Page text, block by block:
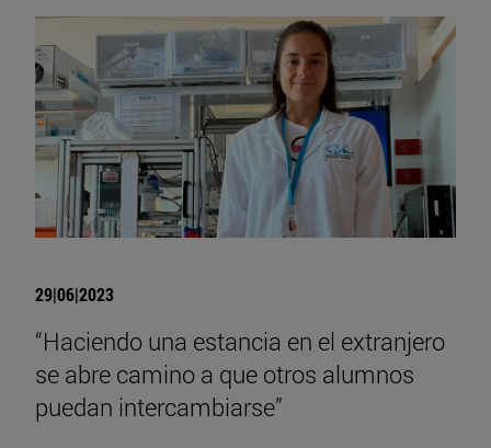
29|06|2023
“Haciendo una estancia en el extranjero
se abre camino a que otros alumnos
puedan intercambiarse”